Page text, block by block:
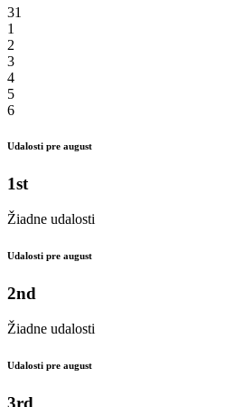
31
1
2
3
4
5
6
Udalosti pre august
1st
Žiadne udalosti
Udalosti pre august
2nd
Žiadne udalosti
Udalosti pre august
3rd